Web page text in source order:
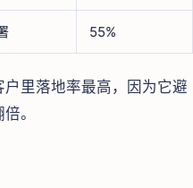
55%
里落地率最高，因为它避
。